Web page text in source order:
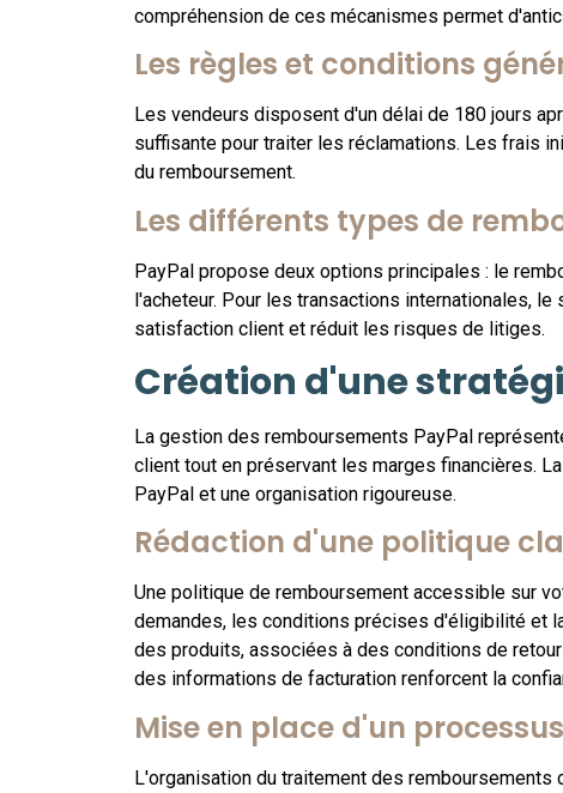
compréhension de ces mécanismes permet
Les règles et conditions
Les vendeurs disposent d'un délai de 180 jours
suffisante pour traiter les réclamations. Les frais
du remboursement.
Les différents types de
PayPal propose deux options principales : le
l'acheteur. Pour les transactions internationales,
satisfaction client et réduit les risques de litiges.
Création d'une
La gestion des remboursements PayPal
client tout en préservant les marges financières.
PayPal et une organisation rigoureuse.
Rédaction d'une politique
Une politique de remboursement accessible sur
demandes, les conditions précises d'éligibilité et
des produits, associées à des conditions de
des informations de facturation renforcent la
Mise en place d'un
L'organisation du traitement des